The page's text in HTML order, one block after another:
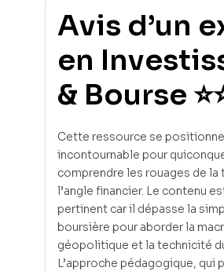
Avis d’un
en
& Bourse
Cette ressource se
incontournable pour
comprendre les rouages de la
l’angle financier. Le contenu
pertinent car il dépasse la
boursière pour aborder la
géopolitique et la technicité
L’approche pédagogique, qui